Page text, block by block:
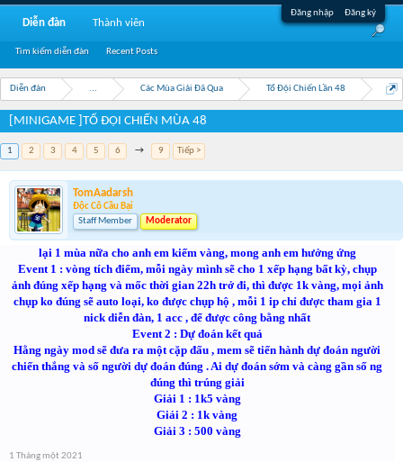
Đăng nhập Đăng ký
Diễn đàn ... Các Mùa Giải Đã Qua Tổ Đội Chiến Lần 48
[MINIGAME ]TỔ ĐỘI CHIẾN MÙA 48
1 2 3 4 5 6 → 9 Tiếp >
TomAadarsh
Độc Cô Cầu Bại
Staff Member
Moderator
lại 1 mùa nữa cho anh em kiếm vàng, mong anh em hưởng ứng
Event 1 : vòng tích điểm, mỗi ngày mình sẽ cho 1 xếp hạng bất kỳ, chụp
ảnh đúng xếp hạng và mốc thời gian 22h trở đi, thì được 1k vàng, mọi ảnh
chụp ko đúng sẽ auto loại, ko được chụp hộ , mỗi 1 ip chỉ được tham gia 1
nick diễn đàn, 1 acc , để được công bằng nhất
Event 2 : Dự đoán kết quả
Hằng ngày mod sẽ đưa ra một cặp đấu , mem sẽ tiến hành dự đoán người
chiến thắng và số người dự đoán đúng . Ai dự đoán sớm và càng gần số ng
đúng thì trúng giải
Giải 1 : 1k5 vàng
Giải 2 : 1k vàng
Giải 3 : 500 vàng
1 Tháng một 2021
Diễn đàn
Tìm kiếm diễn đàn Recent Posts
Thành viên